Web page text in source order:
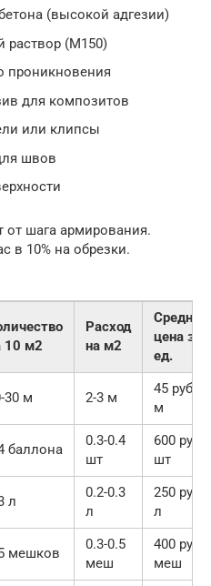
(высокой адгезии)
раствор (М150)
проникновения
для композитов
или клипсы
швов
от шага армирования.
в 10% на обрезки.
10 м2
Расход
на м2
Средняя
цена за
ед.
30 м 2-3 м
45 руб/
м
баллона
0.3-0.4
шт
600 руб/
шт
л
0.2-0.3
л
250 руб/
л
мешков
0.3-0.5
меш
400 руб/
меш